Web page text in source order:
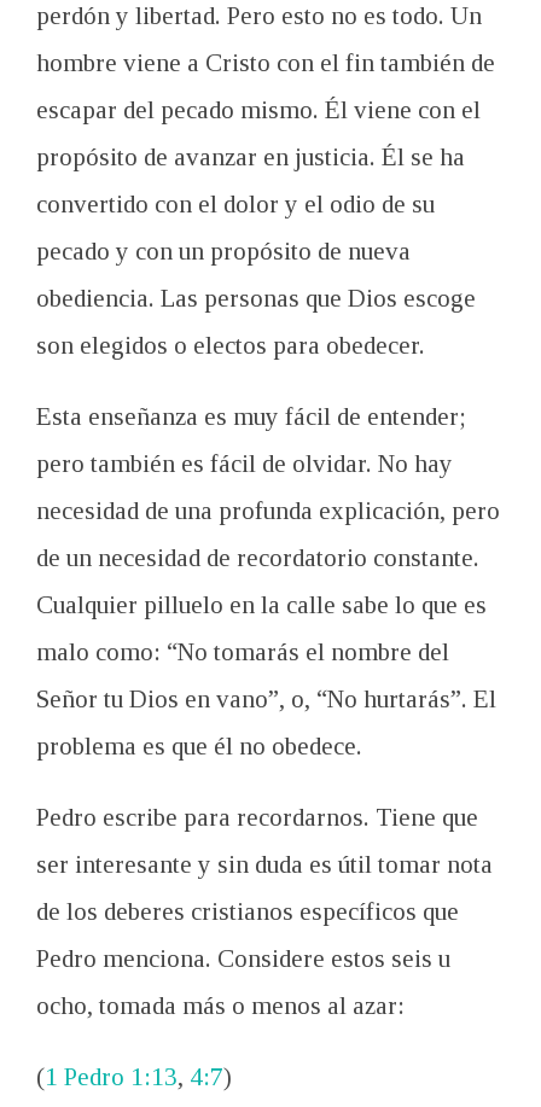
perdón y libertad. Pero esto no es todo. Un
hombre viene a Cristo con el fin también de
escapar del pecado mismo. Él viene con el
propósito de avanzar en justicia. Él se ha
convertido con el dolor y el odio de su
pecado y con un propósito de nueva
obediencia. Las personas que Dios escoge
son elegidos o electos para obedecer.
Esta enseñanza es muy fácil de entender;
pero también es fácil de olvidar. No hay
necesidad de una profunda explicación, pero
de un necesidad de recordatorio constante.
Cualquier pilluelo en la calle sabe lo que es
malo como: “No tomarás el nombre del
Señor tu Dios en vano”, o, “No hurtarás”. El
problema es que él no obedece.
Pedro escribe para recordarnos. Tiene que
ser interesante y sin duda es útil tomar nota
de los deberes cristianos específicos que
Pedro menciona. Considere estos seis u
ocho, tomada más o menos al azar:
(1 Pedro 1:13, 4:7)